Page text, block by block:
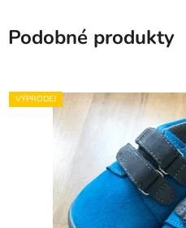
Podobné produkty
VÝPRODEJ